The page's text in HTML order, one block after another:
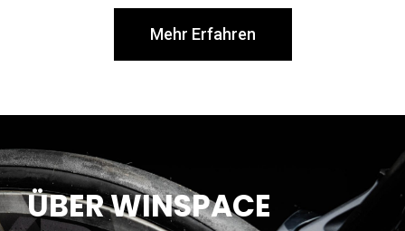
Mehr Erfahren
ÜBER WINSPACE